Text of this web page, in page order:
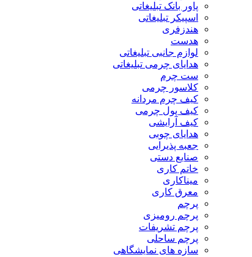
پاور بانک تبلیغاتی
اسپیکر تبلیغاتی
هندزفری
هدست
لوازم جانبی تبلیغاتی
هدایای چرمی تبلیغاتی
ست چرم
کلاسور چرمی
کیف چرم مردانه
کیف پول چرمی
کیف آرایشی
هدایای چوبی
جعبه پذیرایی
صنایع دستی
خاتم کاری
میناکاری
معرق کاری
پرچم
پرچم رومیزی
پرچم تشریفات
پرچم ساحلی
سازه های نمایشگاهی